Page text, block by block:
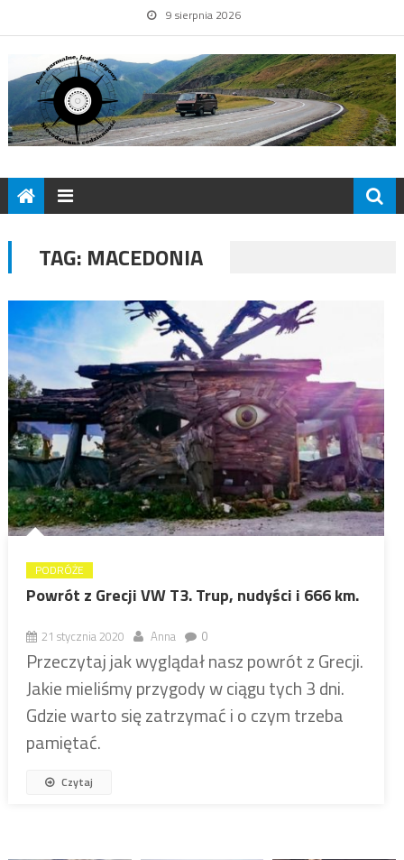
9 sierpnia 2026
TAG: MACEDONIA
PODRÓŻE
Powrót z Grecji VW T3. Trup, nudyści i 666 km.
21 stycznia 2020 Anna 0
Przeczytaj jak wyglądał nasz powrót z Grecji.
Jakie mieliśmy przygody w ciągu tych 3 dni.
Gdzie warto się zatrzymać i o czym trzeba
pamiętać.
Czytaj